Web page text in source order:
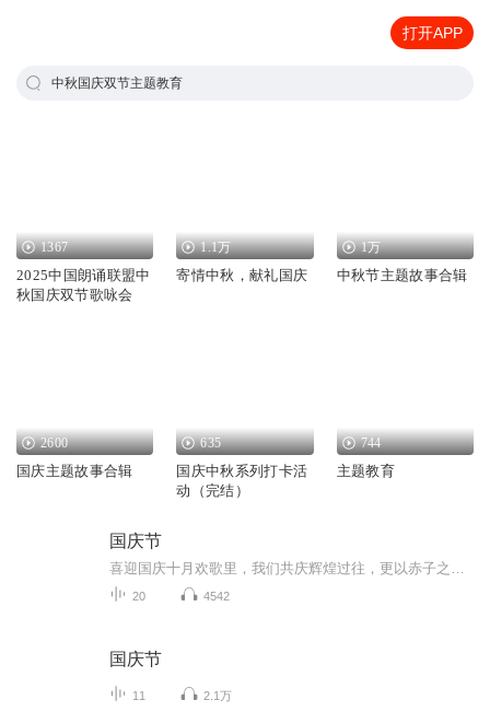
打开APP
中秋国庆双节主题教育
1367
2025中国朗诵联盟中
秋国庆双节歌咏会
1.1万
寄情中秋，献礼国庆
1万
中秋节主题故事合辑
2600
国庆主题故事合辑
635
国庆中秋系列打卡活
动（完结）
744
主题教育
国庆节
20 4542
国庆节
11 2.1万